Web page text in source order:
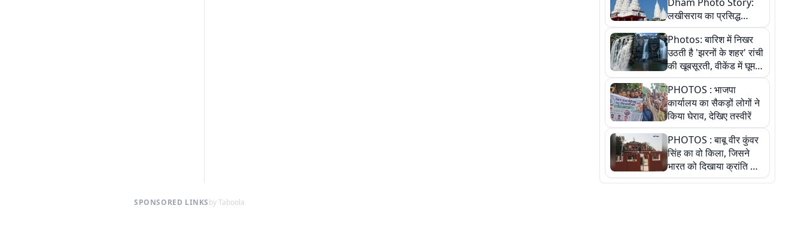
लखीसराय का प्रसिद्ध
अशोक धाम—आस्था,
श्रृंगार, अनुष्ठान और
अलौकिक संध्या आरती के
विहंगम दृश्य
Photos: बारिश में निखर
उठती है 'झरनों के शहर' रांची
की खूबसूरती, वीकेंड में घूम
आएं ये 5 वादियां
PHOTOS : भाजपा
कार्यालय का सैकड़ों लोगों ने
किया घेराव, देखिए तस्वीरें
PHOTOS : बाबू वीर कुंवर
सिंह का वो किला, जिसने
भारत को दिखाया क्रांति का
रास्ता: तस्वीरों में देखिए
SPONSORED LINKSby Taboola